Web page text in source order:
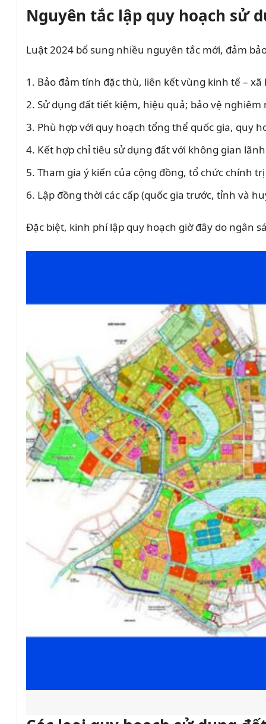
Nguyên tắc lập quy hoạch sử
Luật 2024 bổ sung nhiều nguyên tắc mới, đảm
Bảo đảm tính đặc thù, liên kết vùng kinh tế – xã
Sử dụng đất tiết kiệm, hiệu quả; bảo vệ
Phù hợp với quy hoạch tổng thể quốc gia, quy
Kết hợp chỉ tiêu sử dụng đất với không gian
Tham gia ý kiến của cộng đồng, tổ chức chính
Lập đồng thời các cấp (quốc gia trước, tỉnh và
Đặc biệt, kinh phí lập quy hoạch giờ đây do ngân